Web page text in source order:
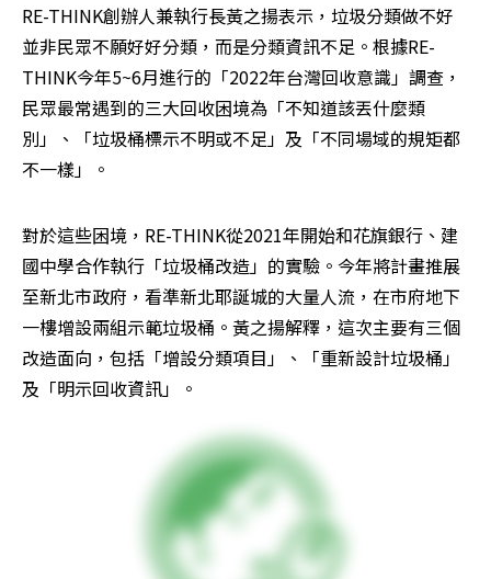
RE-THINK創辦人兼執行長黃之揚表示，垃圾分類做不好
並非民眾不願好好分類，而是分類資訊不足。根據RE-
THINK今年5~6月進行的「2022年台灣回收意識」調查，
民眾最常遇到的三大回收困境為「不知道該丟什麼類
別」、「垃圾桶標示不明或不足」及「不同場域的規矩都
不一樣」。
對於這些困境，RE-THINK從2021年開始和花旗銀行、建
國中學合作執行「垃圾桶改造」的實驗。今年將計畫推展
至新北市政府，看準新北耶誕城的大量人流，在市府地下
一樓增設兩組示範垃圾桶。黃之揚解釋，這次主要有三個
改造面向，包括「增設分類項目」、「重新設計垃圾桶」
及「明示回收資訊」。